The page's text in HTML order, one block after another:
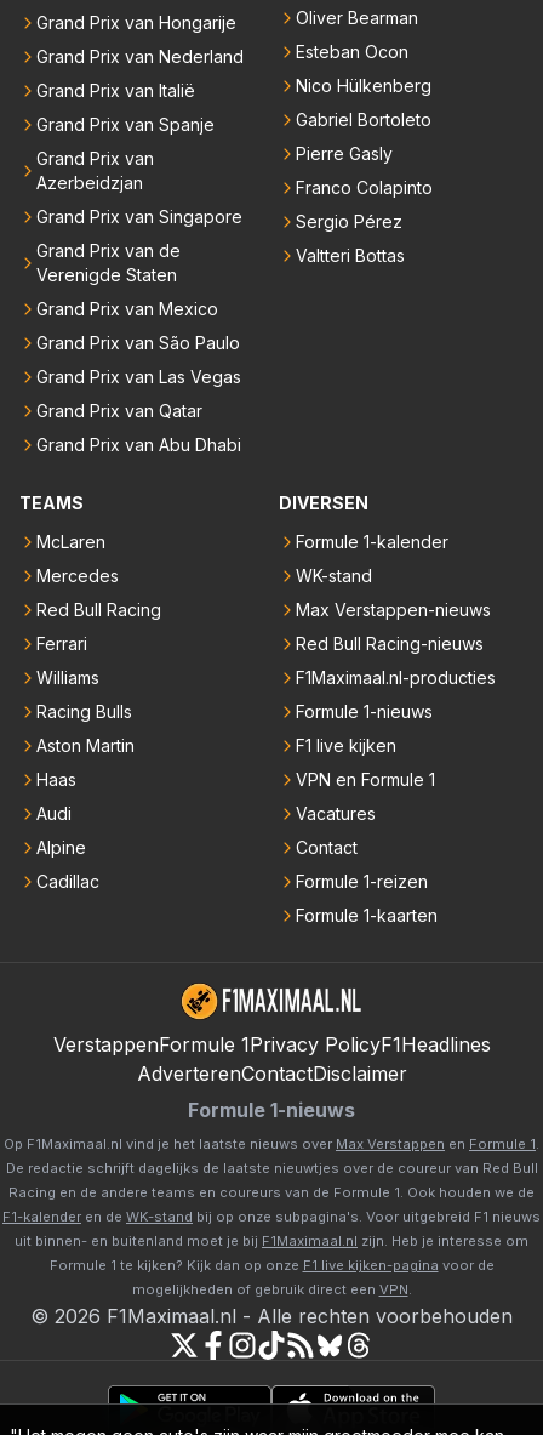
Grand Prix van Hongarije
Grand Prix van Nederland
Grand Prix van Italië
Grand Prix van Spanje
Grand Prix van
Azerbeidzjan
Grand Prix van Singapore
Grand Prix van de
Verenigde Staten
Grand Prix van Mexico
Grand Prix van São Paulo
Grand Prix van Las Vegas
Grand Prix van Qatar
Grand Prix van Abu Dhabi
Oliver Bearman
Esteban Ocon
Nico Hülkenberg
Gabriel Bortoleto
Pierre Gasly
Franco Colapinto
Sergio Pérez
Valtteri Bottas
TEAMS
McLaren
Mercedes
Red Bull Racing
Ferrari
Williams
Racing Bulls
Aston Martin
Haas
Audi
Alpine
Cadillac
DIVERSEN
Formule 1-kalender
WK-stand
Max Verstappen-nieuws
Red Bull Racing-nieuws
F1Maximaal.nl-producties
Formule 1-nieuws
F1 live kijken
VPN en Formule 1
Vacatures
Contact
Formule 1-reizen
Formule 1-kaarten
VerstappenFormule 1Privacy PolicyF1Headlines
AdverterenContactDisclaimer
Formule 1-nieuws
Op F1Maximaal.nl vind je het laatste nieuws over Max Verstappen en Formule 1
De redactie schrijft dagelijks de laatste nieuwtjes over de coureur van Red Bull
Racing en de andere teams en coureurs van de Formule 1. Ook houden we de
F1-kalender en de WK-stand bij op onze subpagina's. Voor uitgebreid F1 nieuws
uit binnen- en buitenland moet je bij F1Maximaal.nl zijn. Heb je interesse om
Formule 1 te kijken? Kijk dan op onze F1 live kijken-pagina voor de
mogelijkheden of gebruik direct een VPN
© 2026 F1Maximaal.nl - Alle rechten voorbehouden